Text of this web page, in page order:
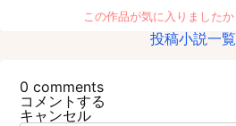
この作品が気に入りましたか
投稿小説一
0 comments
コメントする
キャンセル